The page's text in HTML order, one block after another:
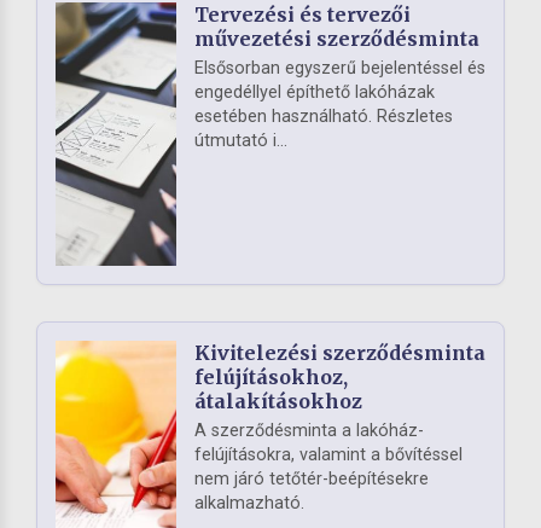
Tervezési és tervezői
művezetési szerződésminta
Elsősorban egyszerű bejelentéssel és
engedéllyel építhető lakóházak
esetében használható. Részletes
útmutató i...
Kivitelezési szerződésminta
felújításokhoz,
átalakításokhoz
A szerződésminta a lakóház-
felújításokra, valamint a bővítéssel
nem járó tetőtér-beépítésekre
alkalmazható.